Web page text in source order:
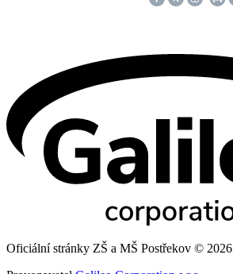
Oficiální stránky ZŠ a MŠ Postřekov © 2026